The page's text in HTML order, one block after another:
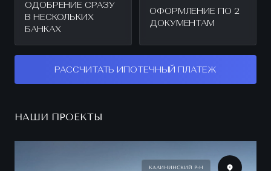
ОДОБРЕНИЕ СРАЗУ
В НЕСКОЛЬКИХ
БАНКАХ
ОФОРМЛЕНИЕ ПО 2
ДОКУМЕНТАМ
РАССЧИТАТЬ ИПОТЕЧНЫЙ ПЛАТЕЖ
НАШИ ПРОЕКТЫ
КАЛИНИНСКИЙ Р-Н